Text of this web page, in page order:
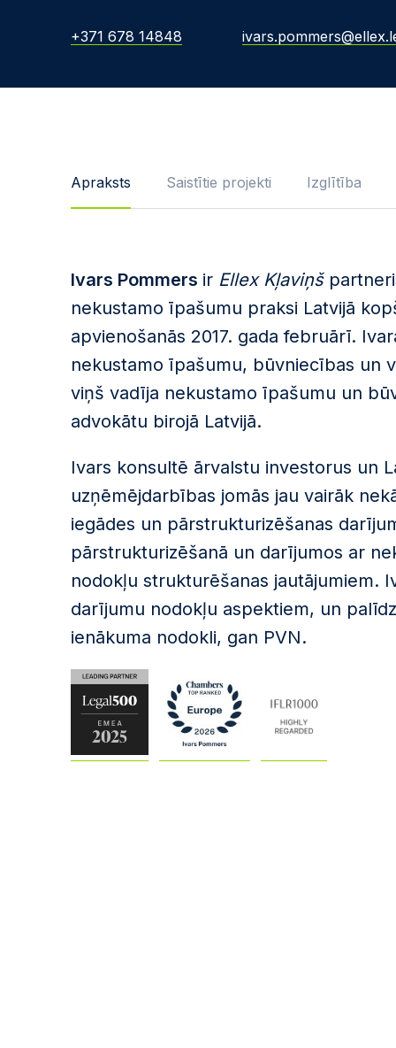
+371 678 14848
Apraksts Saistītie projekti Izglītība
Ivars Pommers ir Ellex Kļaviņš
nekustamo īpašumu praksi Latvijā
apvienošanās 2017. gada februārī.
nekustamo īpašumu, būvniecības un
viņš vadīja nekustamo īpašumu un
advokātu birojā Latvijā.
Ivars konsultē ārvalstu investorus un
uzņēmējdarbības jomās jau vairāk
iegādes un pārstrukturizēšanas
pārstrukturizēšanā un darījumos ar
nodokļu strukturēšanas jautājumiem.
darījumu nodokļu aspektiem, un
ienākuma nodokli, gan PVN.